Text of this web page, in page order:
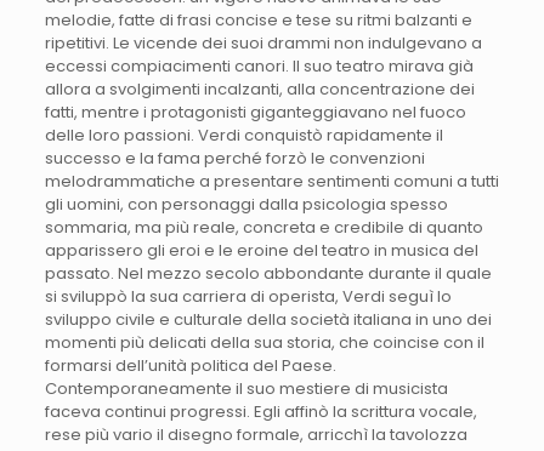
melodie, fatte di frasi concise e tese su ritmi balzanti e
ripetitivi. Le vicende dei suoi drammi non indulgevano a
eccessi compiacimenti canori. Il suo teatro mirava già
allora a svolgimenti incalzanti, alla concentrazione dei
fatti, mentre i protagonisti giganteggiavano nel fuoco
delle loro passioni. Verdi conquistò rapidamente il
successo e la fama perché forzò le convenzioni
melodrammatiche a presentare sentimenti comuni a tutti
gli uomini, con personaggi dalla psicologia spesso
sommaria, ma più reale, concreta e credibile di quanto
apparissero gli eroi e le eroine del teatro in musica del
passato. Nel mezzo secolo abbondante durante il quale
si sviluppò la sua carriera di operista, Verdi seguì lo
sviluppo civile e culturale della società italiana in uno dei
momenti più delicati della sua storia, che coincise con il
formarsi dell’unità politica del Paese.
Contemporaneamente il suo mestiere di musicista
faceva continui progressi. Egli affinò la scrittura vocale,
rese più vario il disegno formale, arricchì la tavolozza